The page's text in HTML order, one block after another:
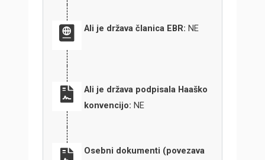
Ali je država članica EBR:NE
Ali je država podpisala Haaško
konvencijo:NE
Osebni dokumenti (povezava